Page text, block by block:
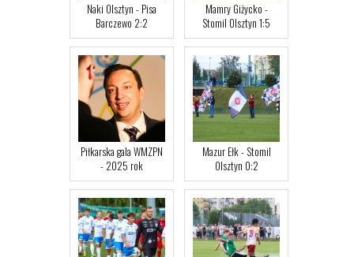
Naki Olsztyn - Pisa
Barczewo 2:2
Mamry Giżycko -
Stomil Olsztyn 1:5
Piłkarska gala WMZPN
- 2025 rok
Mazur Ełk - Stomil
Olsztyn 0:2